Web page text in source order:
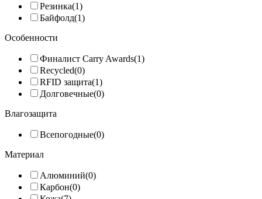
Резинка(1)
Байфолд(1)
Особенности
Финалист Carry Awards(1)
Recycled(0)
RFID защита(1)
Долговечные(0)
Влагозащита
Всепогодные(0)
Материал
Алюминий(0)
Карбон(0)